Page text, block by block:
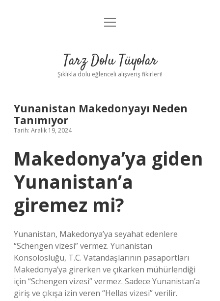
Anasayfa
Yasal Uyarı
menüyü
Tarz Dolu Tüyolar
Şıklıkla dolu eğlenceli alışveriş fikirleri!
Yunanistan Makedonyayı Neden
Tanımıyor
Tarih: Aralık 19, 2024
Makedonya’ya giden
Yunanistan’a
giremez mi?
Yunanistan, Makedonya’ya seyahat edenlere
“Schengen vizesi” vermez. Yunanistan
Konsolosluğu, T.C. Vatandaşlarının pasaportları
Makedonya’ya girerken ve çıkarken mühürlendiği
için “Schengen vizesi” vermez. Sadece Yunanistan’a
giriş ve çıkışa izin veren “Hellas vizesi” verilir.